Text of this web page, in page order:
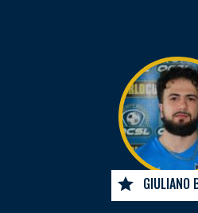
GIULIANO